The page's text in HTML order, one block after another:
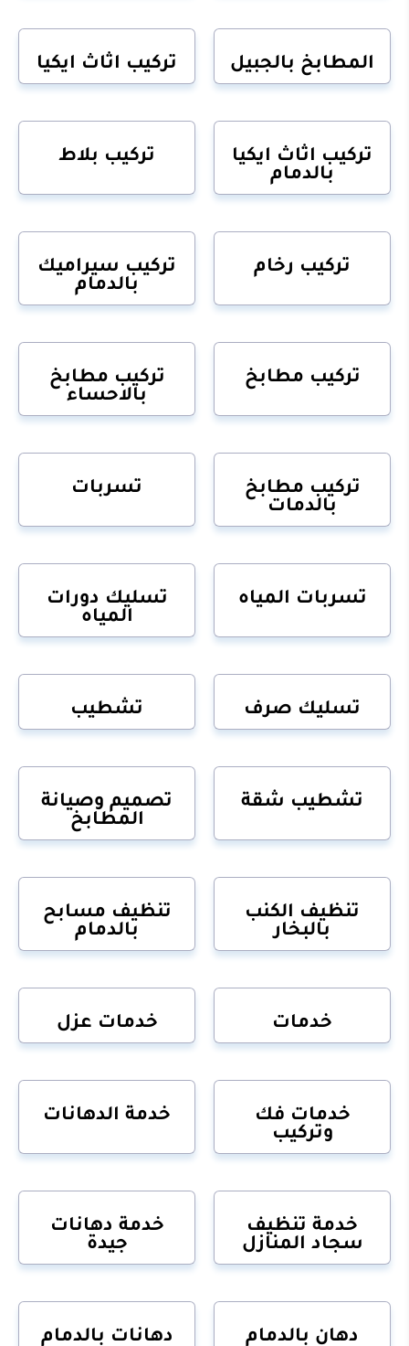
المطابخ بالجبيل تركيب اثاث ايكيا
تركيب اثاث ايكيا
بالدمام
تركيب بلاط
تركيب رخام
تركيب سيراميك
بالدمام
تركيب مطابخ
تركيب مطابخ
بالاحساء
تركيب مطابخ
بالدمات
تسربات
تسربات المياه
تسليك دورات
المياه
تسليك صرف تشطيب
تشطيب شقة
تصميم وصيانة
المطابخ
تنظيف الكنب
بالبخار
تنظيف مسابح
بالدمام
خدمات خدمات عزل
خدمات فك
وتركيب
خدمة الدهانات
خدمة تنظيف
سجاد المنازل
خدمة دهانات
جيدة
دهان بالدمام دهانات بالدمام